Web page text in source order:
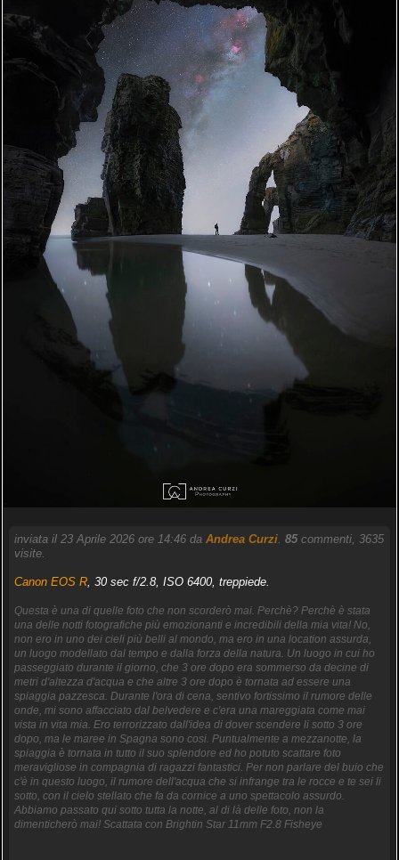
inviata il 23 Aprile 2026 ore 14:46 da Andrea Curzi. 85commenti, 3635
visite.
Canon EOS R, 30 sec f/2.8, ISO 6400, treppiede.
Questa è una di quelle foto che non scorderò mai. Perchè? Perchè è stata
una delle notti fotografiche più emozionanti e incredibili della mia vita! No,
non ero in uno dei cieli più belli al mondo, ma ero in una location assurda,
un luogo modellato dal tempo e dalla forza della natura. Un luogo in cui ho
passeggiato durante il giorno, che 3 ore dopo era sommerso da decine di
metri d'altezza d'acqua e che altre 3 ore dopo è tornata ad essere una
spiaggia pazzesca. Durante l'ora di cena, sentivo fortissimo il rumore delle
onde, mi sono affacciato dal belvedere e c'era una mareggiata come mai
vista in vita mia. Ero terrorizzato dall'idea di dover scendere li sotto 3 ore
dopo, ma le maree in Spagna sono cosi. Puntualmente a mezzanotte, la
spiaggia è tornata in tutto il suo splendore ed ho potuto scattare foto
meravigliose in compagnia di ragazzi fantastici. Per non parlare del buio che
c'è in questo luogo, il rumore dell'acqua che si infrange tra le rocce e te sei li
sotto, con il cielo stellato che fa da cornice a uno spettacolo assurdo.
Abbiamo passato qui sotto tutta la notte, al di là delle foto, non la
dimenticherò mai! Scattata con Brightin Star 11mm F2.8 Fisheye